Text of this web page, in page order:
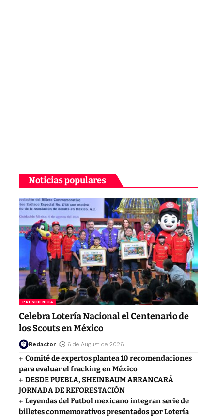
Noticias populares
PRESIDENCIA
Celebra Lotería Nacional el Centenario de
los Scouts en México
Redactor 6 de August de 2026
Comité de expertos plantea 10 recomendaciones
para evaluar el fracking en México
DESDE PUEBLA, SHEINBAUM ARRANCARÁ
JORNADA DE REFORESTACIÓN
Leyendas del Futbol mexicano integran serie de
billetes conmemorativos presentados por Lotería